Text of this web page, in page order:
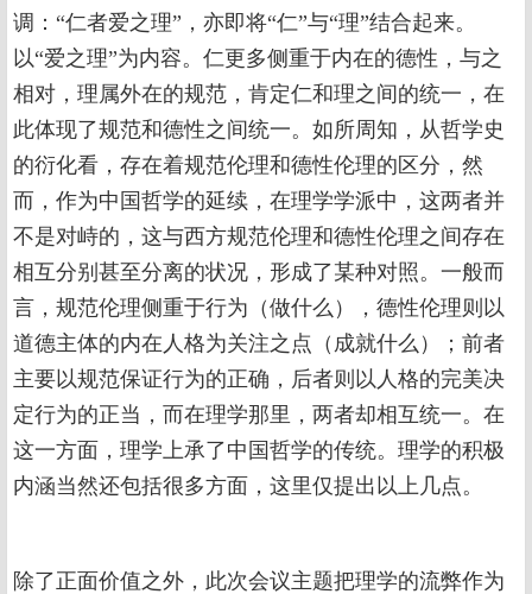
调：“仁者爱之理”，亦即将“仁”与“理”结合起来。
以“爱之理”为内容。仁更多侧重于内在的德性，与之
相对，理属外在的规范，肯定仁和理之间的统一，在
此体现了规范和德性之间统一。如所周知，从哲学史
的衍化看，存在着规范伦理和德性伦理的区分，然
而，作为中国哲学的延续，在理学学派中，这两者并
不是对峙的，这与西方规范伦理和德性伦理之间存在
相互分别甚至分离的状况，形成了某种对照。一般而
言，规范伦理侧重于行为（做什么），德性伦理则以
道德主体的内在人格为关注之点（成就什么）；前者
主要以规范保证行为的正确，后者则以人格的完美决
定行为的正当，而在理学那里，两者却相互统一。在
这一方面，理学上承了中国哲学的传统。理学的积极
内涵当然还包括很多方面，这里仅提出以上几点。
除了正面价值之外，此次会议主题把理学的流弊作为